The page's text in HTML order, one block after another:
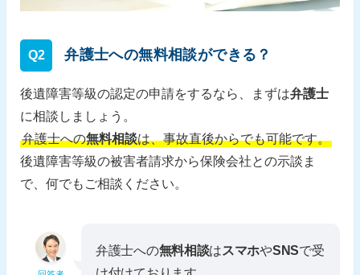
Q2 弁護士への無料相談ができる？
後遺障害等級の認定の申請をするなら、まずは弁護士
に相談しましょう。
弁護士への無料相談は、事故直後からでも可能です。
後遺障害等級の被害者請求から保険会社との示談ま
で、何でもご相談ください。
弁護士への無料相談はスマホやSNSで受